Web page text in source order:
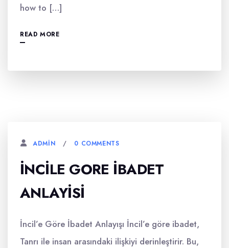
how to […]
READ MORE
ADMIN 0 COMMENTS
İNCILE GORE İBADET
ANLAYISI
İncil’e Göre İbadet Anlayışı İncil’e göre ibadet,
Tanrı ile insan arasındaki ilişkiyi derinleştirir. Bu,